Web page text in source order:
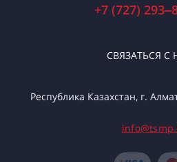
+7 (727)
СВЯЗАТЬСЯ С
Республика Казахстан, г.